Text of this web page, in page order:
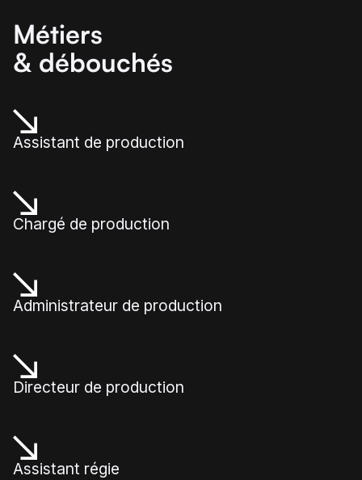
Métiers
& débouchés
Assistant de production
Chargé de production
Administrateur de production
Directeur de production
Assistant régie